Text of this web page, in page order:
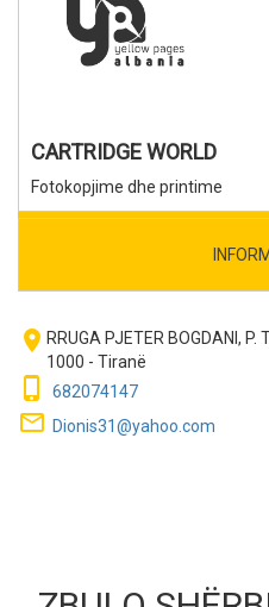
CARTRIDGE WORLD
Fotokopjime dhe printime
room RRUGA PJETER BOGDANI, P.
1000 - Tiranë
phone_iphone 682074147
mail_outline Dionis31@yahoo.com